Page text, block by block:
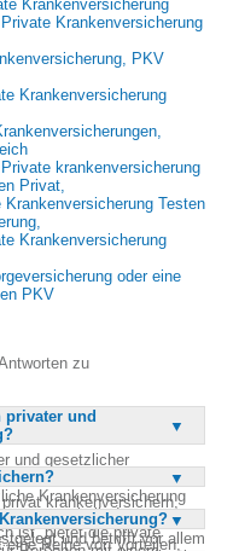
Krankenversicherung
Krankenversicherung
PKV
Krankenversicherung
krankenversicherung
Privat,
Testen
Krankenversicherung
oder eine
PKV
zu
privater und
und gesetzlicher
Versicherung und den
Krankenversicherung
unterhalb der
ist, bietet die private
krankenversichern,
und betrifft vor allem
Reihe von Vorteilen,